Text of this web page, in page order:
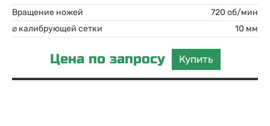
Вращение ножей
720 об/мин
⌀ калибрующей сетки
10 мм
Цена по запросу Купить